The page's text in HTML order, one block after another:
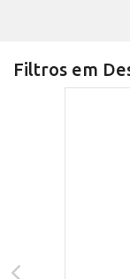
Filtros em